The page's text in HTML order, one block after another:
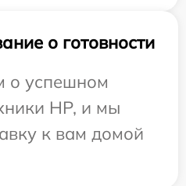
о готовности
успешном
HP, и мы
к вам домой